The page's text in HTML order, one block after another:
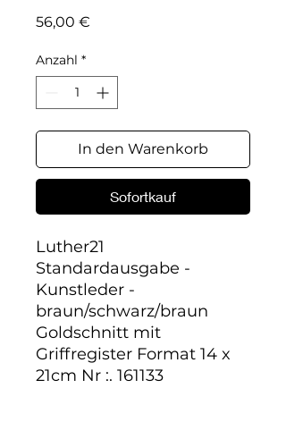
56,00 €
Anzahl *
In den Warenkorb
Sofortkauf
Luther21
Standardausgabe -
Kunstleder -
braun/schwarz/braun
Goldschnitt mit
Griffregister Format 14 x
21cm Nr :. 161133